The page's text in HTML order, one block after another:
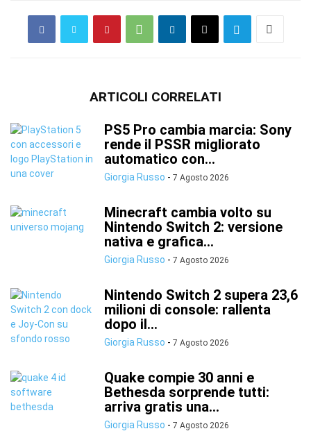
ARTICOLI CORRELATI
PS5 Pro cambia marcia: Sony
rende il PSSR migliorato
automatico con...
Giorgia Russo - 7 Agosto 2026
Minecraft cambia volto su
Nintendo Switch 2: versione
nativa e grafica...
Giorgia Russo - 7 Agosto 2026
Nintendo Switch 2 supera 23,6
milioni di console: rallenta
dopo il...
Giorgia Russo - 7 Agosto 2026
Quake compie 30 anni e
Bethesda sorprende tutti:
arriva gratis una...
Giorgia Russo - 7 Agosto 2026